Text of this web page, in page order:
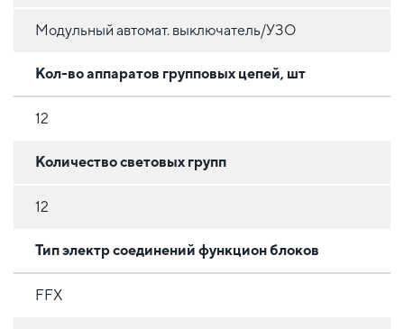
Модульный автомат. выключатель/УЗО
Кол-во аппаратов групповых цепей, шт
12
Количество световых групп
12
Тип электр соединений функцион блоков
FFX